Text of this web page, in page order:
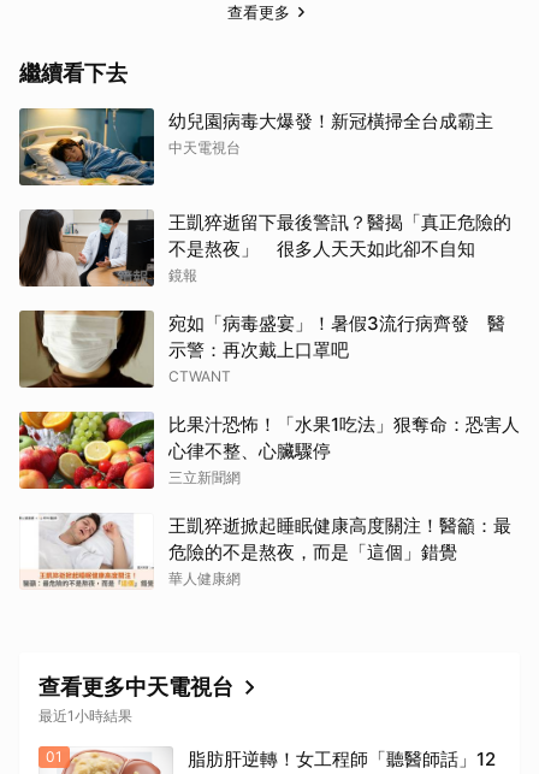
查看更多
繼續看下去
幼兒園病毒大爆發！新冠橫掃全台成霸主
中天電視台
王凱猝逝留下最後警訊？醫揭「真正危險的
不是熬夜」 很多人天天如此卻不自知
鏡報
宛如「病毒盛宴」！暑假3流行病齊發 醫
示警：再次戴上口罩吧
CTWANT
比果汁恐怖！「水果1吃法」狠奪命：恐害人
心律不整、心臟驟停
三立新聞網
王凱猝逝掀起睡眠健康高度關注！醫籲：最
危險的不是熬夜，而是「這個」錯覺
華人健康網
查看更多中天電視台
最近1小時結果
01
脂肪肝逆轉！女工程師「聽醫師話」12